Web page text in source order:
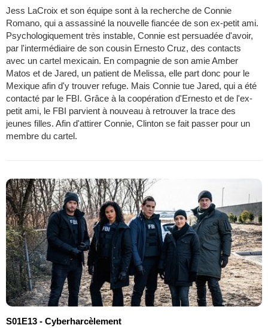
Jess LaCroix et son équipe sont à la recherche de Connie
Romano, qui a assassiné la nouvelle fiancée de son ex-petit ami.
Psychologiquement très instable, Connie est persuadée d'avoir,
par l'intermédiaire de son cousin Ernesto Cruz, des contacts
avec un cartel mexicain. En compagnie de son amie Amber
Matos et de Jared, un patient de Melissa, elle part donc pour le
Mexique afin d'y trouver refuge. Mais Connie tue Jared, qui a été
contacté par le FBI. Grâce à la coopération d'Ernesto et de l'ex-
petit ami, le FBI parvient à nouveau à retrouver la trace des
jeunes filles. Afin d'attirer Connie, Clinton se fait passer pour un
membre du cartel.
S01E13 - Cyberharcèlement